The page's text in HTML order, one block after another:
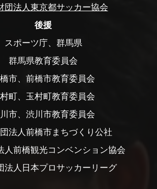
団法人東京都サッカー協会
後援
スポーツ庁、群馬県
群馬県教育委員会
市、前橋市教育委員会
町、玉村町教育委員会
市、渋川市教育委員会
法人前橋市まちづくり公社
人前橋観光コンベンション協会
法人日本プロサッカーリーグ